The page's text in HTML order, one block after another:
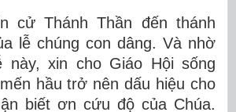
cử Thánh Thần đến thánh
lễ chúng con dâng. Và nhờ
này, xin cho Giáo Hội sống
hầu trở nên dấu hiệu cho
biết ơn cứu độ của Chúa.